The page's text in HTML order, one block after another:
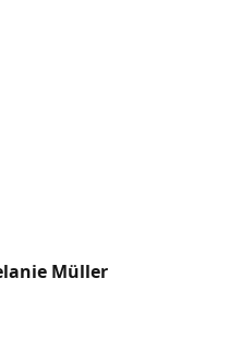
Müller